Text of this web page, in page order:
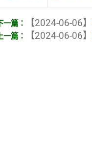
【2024-06-06】
【2024-06-06】